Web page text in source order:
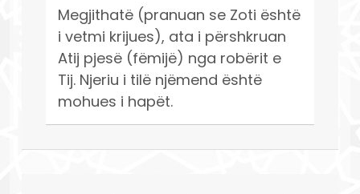
Megjithatë (pranuan se Zoti është
i vetmi krijues), ata i përshkruan
Atij pjesë (fëmijë) nga robërit e
Tij. Njeriu i tilë njëmend është
mohues i hapët.